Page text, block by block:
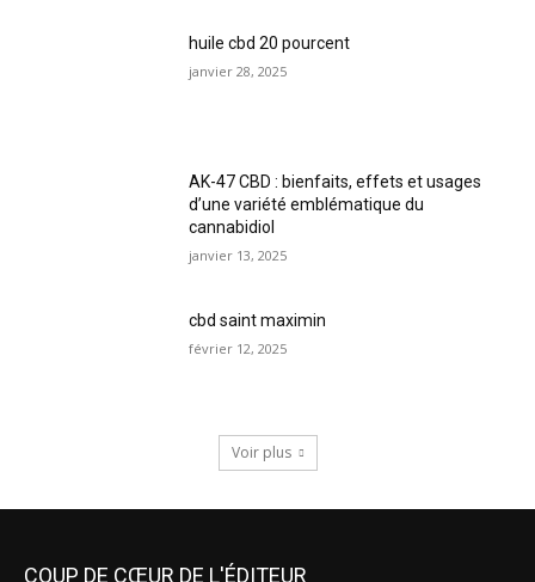
huile cbd 20 pourcent
janvier 28, 2025
AK-47 CBD : bienfaits, effets et usages
d’une variété emblématique du
cannabidiol
janvier 13, 2025
cbd saint maximin
février 12, 2025
Voir plus
COUP DE CŒUR DE L'ÉDITEUR